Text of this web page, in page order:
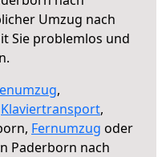
Umzug nach
Sie problemlos und
,
Klaviertransport,
Fernumzug oder
Paderborn nach